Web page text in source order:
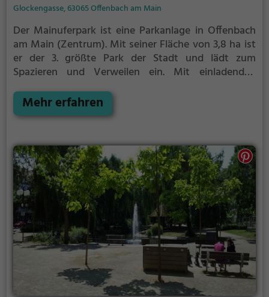
Glockengasse, 63065 Offenbach am Main
Der Mainuferpark ist eine Parkanlage in Offenbach
am Main (Zentrum). Mit seiner Fläche von 3,8 ha ist
er der 3. größte Park der Stadt und lädt zum
Spazieren und Verweilen ein. Mit einladenden
Mainuferpark zahlreiche Möglichkeiten zur
Entspannung.
Mehr erfahren